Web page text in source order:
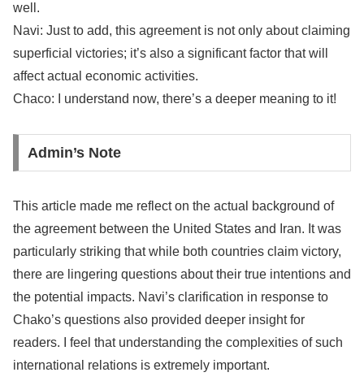
well.
Navi: Just to add, this agreement is not only about claiming
superficial victories; it’s also a significant factor that will
affect actual economic activities.
Chaco: I understand now, there’s a deeper meaning to it!
Admin’s Note
This article made me reflect on the actual background of
the agreement between the United States and Iran. It was
particularly striking that while both countries claim victory,
there are lingering questions about their true intentions and
the potential impacts. Navi’s clarification in response to
Chako’s questions also provided deeper insight for
readers. I feel that understanding the complexities of such
international relations is extremely important.